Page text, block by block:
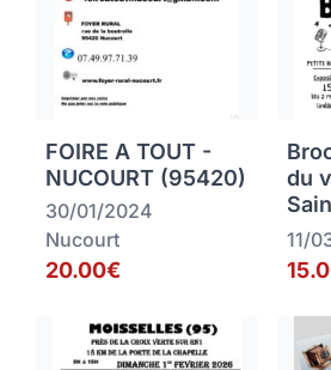
FOIRE A TOUT -
NUCOURT (95420)
30/01/2024
Nucourt
20.00€
du
11/